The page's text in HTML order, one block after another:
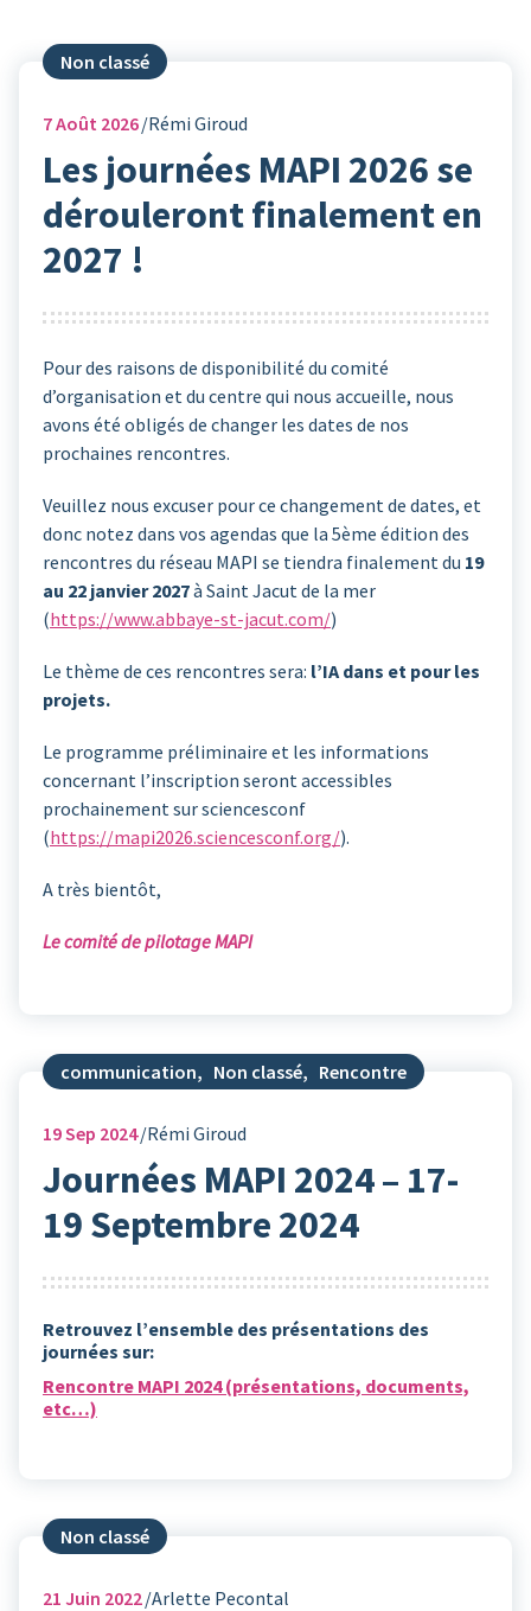
Non classé
7Août 2026 Rémi Giroud
Les journées MAPI 2026 se
dérouleront finalement en
2027 !
Pour des raisons de disponibilité du comité
d’organisation et du centre qui nous accueille, nous
avons été obligés de changer les dates de nos
prochaines rencontres.
Veuillez nous excuser pour ce changement de dates, et
donc notez dans vos agendas que la 5ème édition des
rencontres du réseau MAPI se tiendra finalement du 19
au 22 janvier 2027à Saint Jacut de la mer
(https://www.abbaye-st-jacut.com/)
Le thème de ces rencontres sera: l’IA dans et pour les
projets.
Le programme préliminaire et les informations
concernant l’inscription seront accessibles
prochainement sur sciencesconf
(https://mapi2026.sciencesconf.org/).
A très bientôt,
Le comité de pilotage MAPI
communication, Non classé, Rencontre
19Sep 2024 Rémi Giroud
Journées MAPI 2024 – 17-
19 Septembre 2024
Retrouvez l’ensemble des présentations des
journées sur:
Rencontre MAPI 2024 (présentations, documents,
etc…)
Non classé
21 Juin 2022 Arlette Pecontal